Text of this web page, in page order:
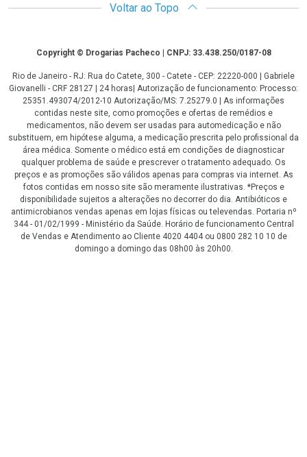
Voltar ao Topo
CopyrightCopyright © Drogarias Pacheco | CNPJ: 33.438.250/0187-08
Rio de Janeiro - RJ: Rua do Catete, 300 - Catete - CEP: 22220-000 | Gabriele
Giovanelli - CRF 28127 | 24 horas| Autorização de funcionamento: Processo:
25351.493074/2012-10 Autorização/MS: 7.25279.0 | As informações
contidas neste site, como promoções e ofertas de remédios e
medicamentos, não devem ser usadas para automedicação e não
substituem, em hipótese alguma, a medicação prescrita pelo profissional da
área médica. Somente o médico está em condições de diagnosticar
qualquer problema de saúde e prescrever o tratamento adequado. Os
preços e as promoções são válidos apenas para compras via internet. As
fotos contidas em nosso site são meramente ilustrativas. *Preços e
disponibilidade sujeitos a alterações no decorrer do dia. Antibióticos e
antimicrobianos vendas apenas em lojas físicas ou televendas. Portaria nº
344 - 01/02/1999 - Ministério da Saúde. Horário de funcionamento Central
de Vendas e Atendimento ao Cliente 4020 4404 ou 0800 282 10 10 de
domingo a domingo das 08h00 às 20h00.